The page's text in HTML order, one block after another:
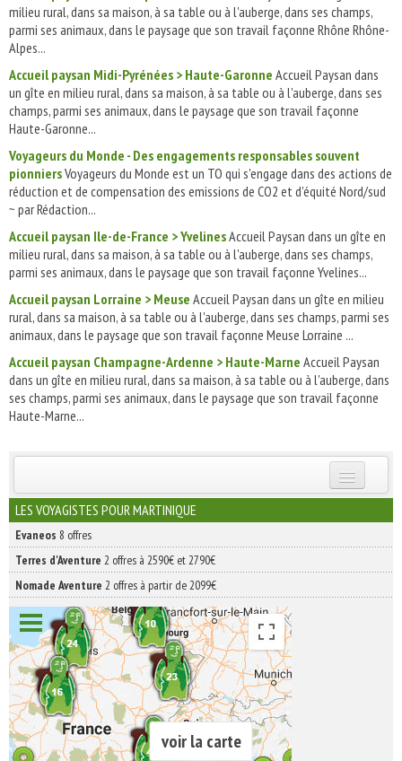
milieu rural, dans sa maison, à sa table ou à l'auberge, dans ses champs,
parmi ses animaux, dans le paysage que son travail façonne Rhône Rhône-
Alpes...
Accueil paysan Midi-Pyrénées > Haute-Garonne Accueil Paysan dans
un gîte en milieu rural, dans sa maison, à sa table ou à l'auberge, dans ses
champs, parmi ses animaux, dans le paysage que son travail façonne
Haute-Garonne...
Voyageurs du Monde - Des engagements responsables souvent
pionniersVoyageurs du Monde est un TO qui s'engage dans des actions de
réduction et de compensation des emissions de CO2 et d'équité Nord/sud
~ par Rédaction...
Accueil paysan Ile-de-France > YvelinesAccueil Paysan dans un gîte en
milieu rural, dans sa maison, à sa table ou à l'auberge, dans ses champs,
parmi ses animaux, dans le paysage que son travail façonne Yvelines...
Accueil paysan Lorraine > Meuse Accueil Paysan dans un gîte en milieu
rural, dans sa maison, à sa table ou à l'auberge, dans ses champs, parmi ses
animaux, dans le paysage que son travail façonne Meuse Lorraine ...
Accueil paysan Champagne-Ardenne > Haute-Marne Accueil Paysan
dans un gîte en milieu rural, dans sa maison, à sa table ou à l'auberge, dans
ses champs, parmi ses animaux, dans le paysage que son travail façonne
Haute-Marne...
INSCRIVEZ-VOUS | ABONNEZ-VOUS
LES VOYAGISTES POUR MARTINIQUE
Evaneos 8 offres
Terres d'Aventure 2 offres à 2590€ et 2790€
Nomade Aventure 2 offres à partir de 2099€
voir la carte